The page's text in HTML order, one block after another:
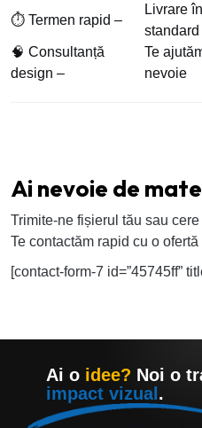
⏱️ Termen rapid –
Livrare
standard
🧠 Consultanță
design –
Te
nevoie
Ai nevoie de
Trimite-ne fișierul tău sau
Te contactăm rapid cu o
[contact-form-7 id=”45745ff”
Ai o idee? Noi o
impact vizual.